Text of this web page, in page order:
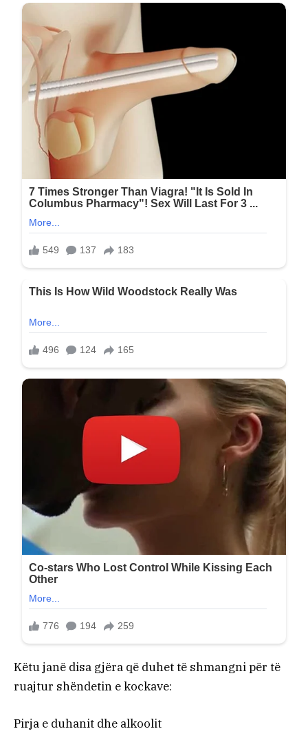
Këtu janë disa gjëra që duhet të shmangni për të
ruajtur shëndetin e kockave:
Pirja e duhanit dhe alkoolit